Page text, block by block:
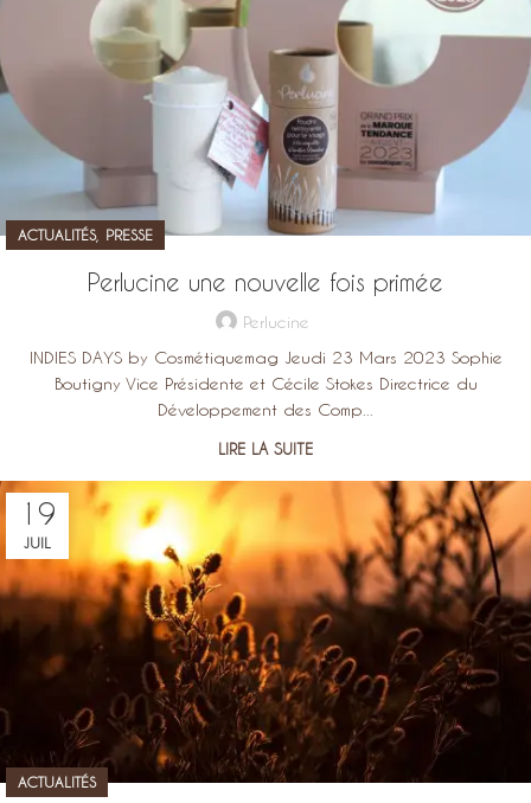
ACTUALITÉS, PRESSE
Perlucine une nouvelle fois primée
Perlucine
INDIES DAYS by Cosmétiquemag Jeudi 23 Mars 2023 Sophie
Boutigny Vice Présidente et Cécile Stokes Directrice du
Développement des Comp...
LIRE LA SUITE
19
JUIL
ACTUALITÉS